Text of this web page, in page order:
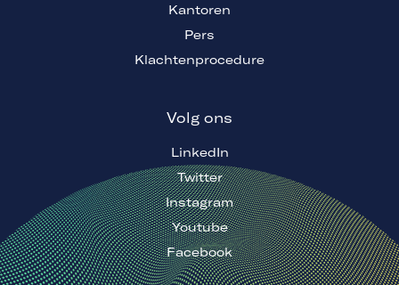
Kantoren
Pers
Klachtenprocedure
Volg ons
LinkedIn
Twitter
Instagram
Youtube
Facebook